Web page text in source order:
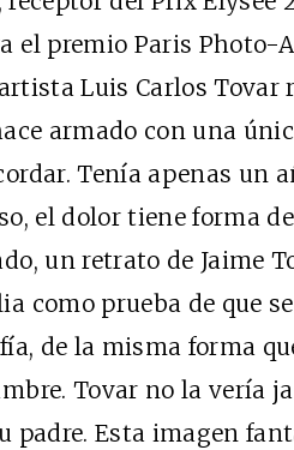
el premio Paris Photo-
Luis Carlos Tovar
armado con una
Tenía apenas un
el dolor tiene forma
un retrato de Jaime
como prueba de que
de la misma forma
Tovar no la vería
padre. Esta imagen